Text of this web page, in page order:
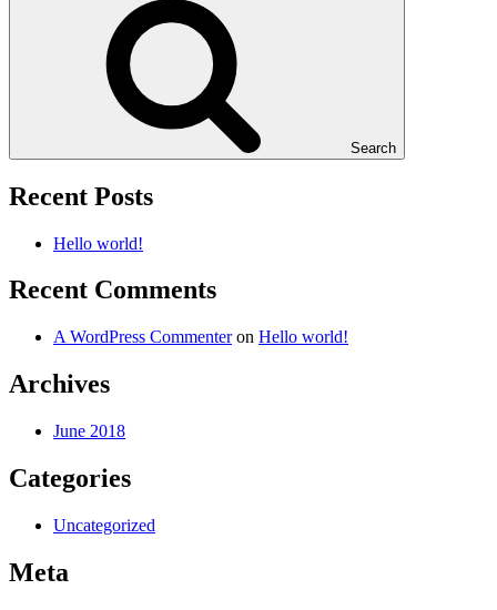
Search
Recent Posts
Hello world!
Recent Comments
A WordPress Commenteron Hello world!
Archives
June 2018
Categories
Uncategorized
Meta